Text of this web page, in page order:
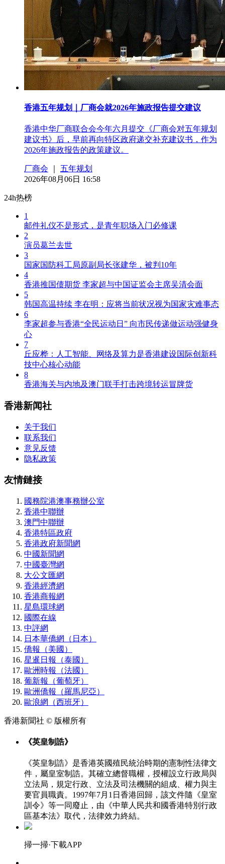
香港五年规划｜厂商会就2026年施政报告提交建议
香港中华厂商联合会今年六月提交《厂商会对五年规划
建议书》后，早前再向特区政府递交补充建议书，作为
2026年施政报告的政策建议。
厂商会
五年规划
2026年08月06日 16:58
24h热榜
1
邮件礼仪不是形式，是青年职场入门必修课
2
演员葛兰去世
3
国家国防科工局原副局长张建华，被判10年
4
香港推国债期货 李家超与中国证监会主席吴清会面
5
韩国高温持续 李在明：应将当前状况视为国家灾难事态
6
李家超参与香港“全民运动日” 向市民传递做运动强健身
心
7
丘应桦：人工智能、网络及算力是香港建设国际创新科
技中心核心动能
8
香港海关与内地及澳门联手打击跨境转运冒牌货
香港新闻社
关于我们
联系我们
意见反馈
隐私政策
友情鏈接
國務院港澳事務辦公室
香港中聯辦
澳門中聯辦
香港特區政府
香港政府新聞網
中國新聞網
中國臺灣網
大公文匯網
香港經濟網
香港商報網
星島環球網
國際在線
中評網
日本華僑網（日本）
僑報（美國）
星暹日報（泰國）
歐洲時報（法國）
葡新報（葡萄牙）
歐洲僑報（羅馬尼亞）
歐浪網（西班牙）
香港新聞社 © 版權所有
《英皇制誥》
《英皇制誥》是香港英國殖民統治時期的憲制性法律文
件，屬皇室制誥。其確立總督職權，授權設立行政局與
立法局，規定行政、立法及司法機關的組成、權力與主
要官員職責。1997年7月1日香港回歸，該文件隨《皇室
訓令》等一同廢止，由《中華人民共和國香港特別行政
區基本法》取代，法律效力終結。
掃一掃·下載APP